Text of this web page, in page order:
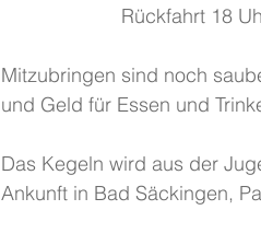
Rückfahrt 18
Mitzubringen sind noch
und Geld für Essen und
Das Kegeln wird aus der
Ankunft in Bad Säckingen,